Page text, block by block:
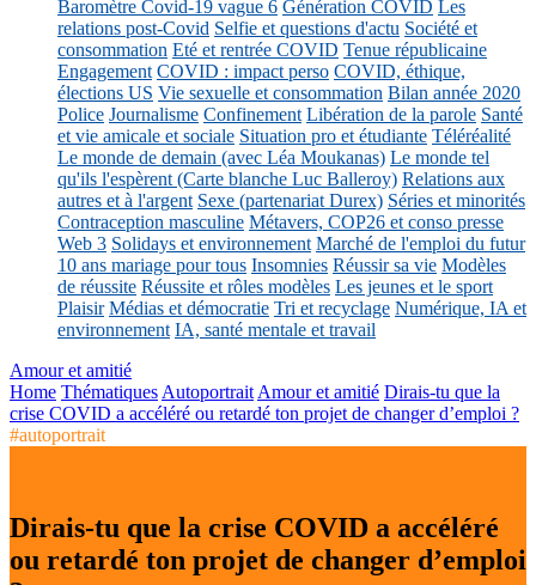
Baromètre Covid-19 vague 6 Génération COVID Les
relations post-Covid Selfie et questions d'actu Société et
consommation Eté et rentrée COVID Tenue républicaine
Engagement COVID : impact perso COVID, éthique,
élections US Vie sexuelle et consommation Bilan année 2020
Police Journalisme Confinement Libération de la parole Santé
et vie amicale et sociale Situation pro et étudiante Téléréalité
Le monde de demain (avec Léa Moukanas) Le monde tel
qu'ils l'espèrent (Carte blanche Luc Balleroy) Relations aux
autres et à l'argent Sexe (partenariat Durex) Séries et minorités
Contraception masculine Métavers, COP26 et conso presse
Web 3 Solidays et environnement Marché de l'emploi du futur
10 ans mariage pour tous Insomnies Réussir sa vie Modèles
de réussite Réussite et rôles modèles Les jeunes et le sport
Plaisir Médias et démocratie Tri et recyclage Numérique, IA et
environnement IA, santé mentale et travail
Amour et amitié
Home Thématiques Autoportrait Amour et amitié Dirais-tu que la
crise COVID a accéléré ou retardé ton projet de changer d’emploi ?
#autoportrait
Dirais-tu que la crise COVID a accéléré
ou retardé ton projet de changer d’emploi